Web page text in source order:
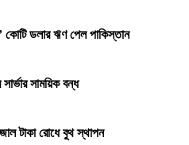
ডলার ঋণ পেল পাকিস্তান
সাময়িক বন্ধ
জাল টাকা রোধে বুথ স্থাপন